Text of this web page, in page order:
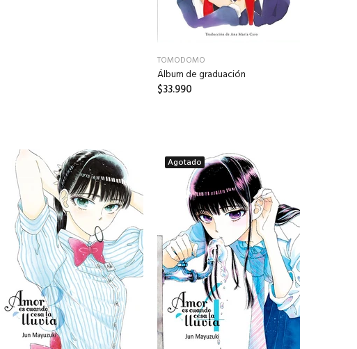
TOMODOMO
Álbum de graduación
$33.990
Agotado